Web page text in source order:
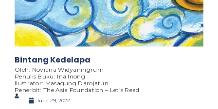
Bintang Kedelapa
Oleh: Noviana Widyaningrum
Penulis Buku: Ina Inong
Ilustrator: Masagung Darojatun
Penerbit: The Asia Foundation – Let’s Read
June 29, 2022